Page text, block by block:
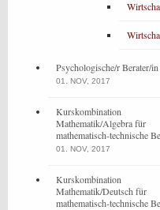
Psychologische/r Berater/
01. NOV, 2017
Kurskombination
Mathematik/Algebra für
mathematisch-technische
01. NOV, 2017
Kurskombination
Mathematik/Deutsch für
mathematisch-technische